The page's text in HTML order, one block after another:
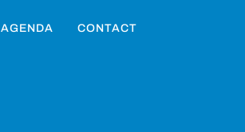
AGENDA CONTACT